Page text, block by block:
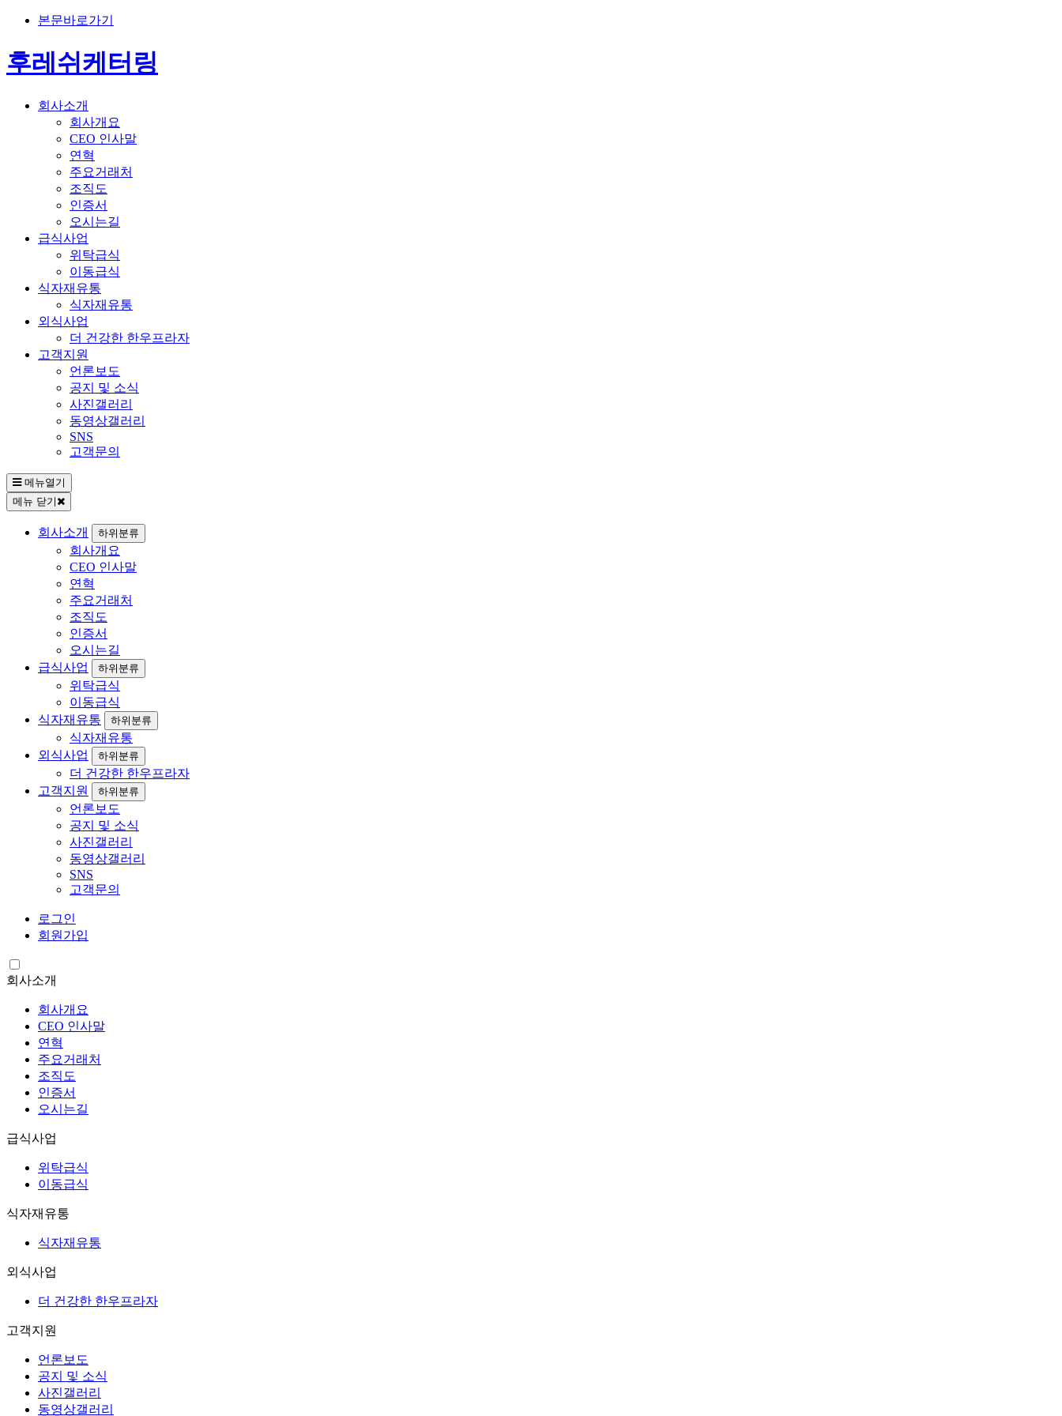
본문바로가기
후레쉬케터링
회사소개
회사개요
CEO 인사말
연혁
주요거래처
조직도
인증서
오시는길
급식사업
위탁급식
이동급식
식자재유통
식자재유통
외식사업
더 건강한 한우프라자
고객지원
언론보도
공지 및 소식
사진갤러리
동영상갤러리
SNS
고객문의
메뉴열기
메뉴 닫기
회사소개 하위분류
회사개요
CEO 인사말
연혁
주요거래처
조직도
인증서
오시는길
급식사업
하위분류
위탁급식
이동급식
식자재유통
하위분류
식자재유통
외식사업
하위분류
더 건강한 한우프라자
고객지원
하위분류
언론보도
공지 및 소식
사진갤러리
동영상갤러리
SNS
고객문의
로그인
회원가입
회사소개
회사개요
CEO 인사말
연혁
주요거래처
조직도
인증서
오시는길
급식사업
위탁급식
이동급식
식자재유통
식자재유통
외식사업
더 건강한 한우프라자
고객지원
언론보도
공지 및 소식
사진갤러리
동영상갤러리